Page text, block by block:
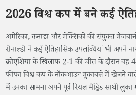
2026 विश्व कप में बने कई
अमेरिका, कनाडा और मेक्सिको की संयुक्त
रोनाल्डो ने कई ऐतिहासिक उपलब्धियां भी अपने
क्रोएशिया के खिलाफ 2-1 की जीत के दौरान वह
फीफा विश्व कप के नॉकआउट मुकाबले में खेलने
में उनका सामना अपने पूर्व रियल मैड्रिड साथी